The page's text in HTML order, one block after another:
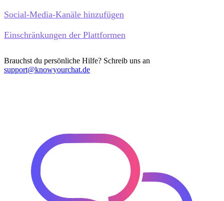
Social-Media-Kanäle hinzufügen
Einschränkungen der Plattformen
Brauchst du persönliche Hilfe? Schreib uns an
support@knowyourchat.de